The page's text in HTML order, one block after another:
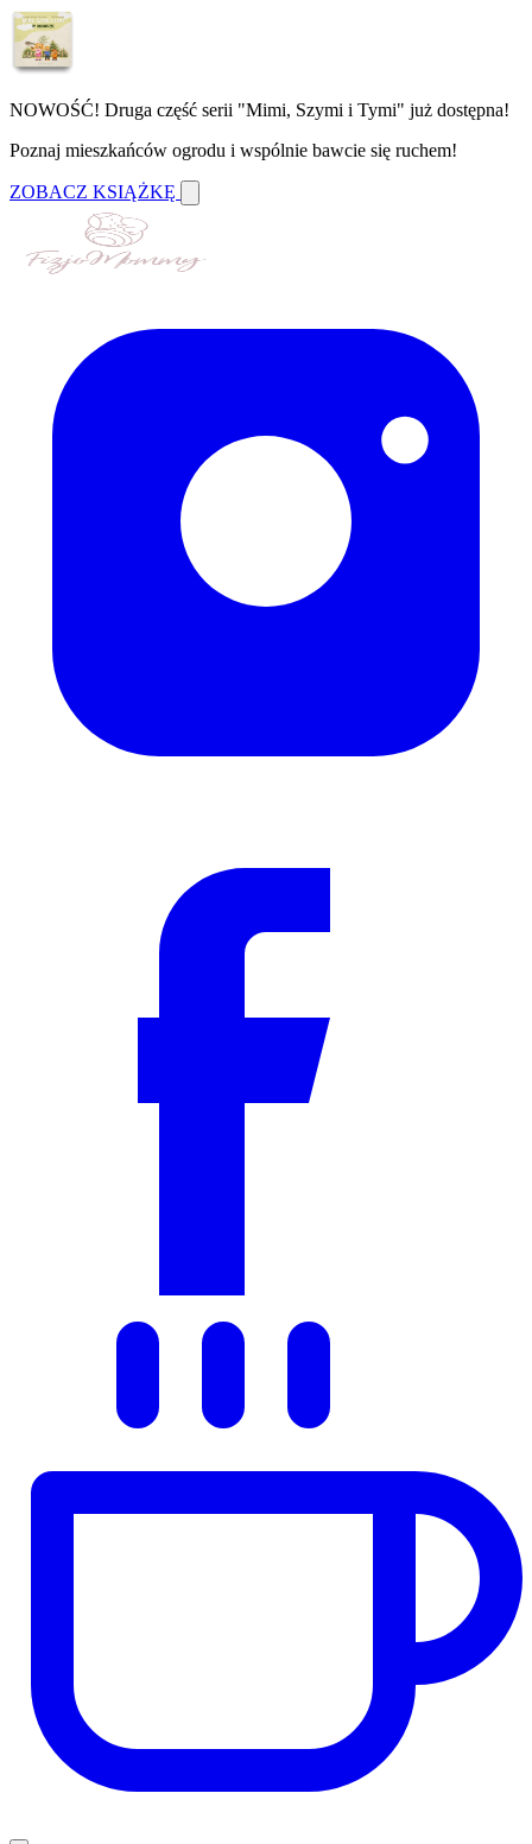
NOWOŚĆ! Druga część serii "Mimi, Szymi i Tymi" już dostępna!
Poznaj mieszkańców ogrodu i wspólnie bawcie się ruchem!
ZOBACZ KSIĄŻKĘ